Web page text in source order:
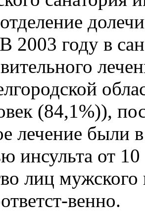
2003 году в
(84,1%)),
лечение были
инсульта от
лиц
венно.